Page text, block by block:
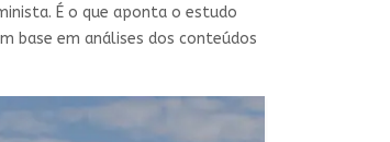
É o que aponta o estudo
base em análises dos conteúdos